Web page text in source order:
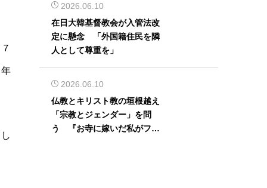
2026.06.10
在日大韓基督教会が入管法改
定に懸念 「外国籍住民を隣
人として尊重を」
2026.06.10
仏教とキリスト教の垣根越え
「宗教とジェンダー」を問
う 『お寺に嫁いだ私がフェ